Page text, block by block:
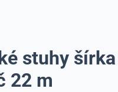
stuhy šírka
22 m